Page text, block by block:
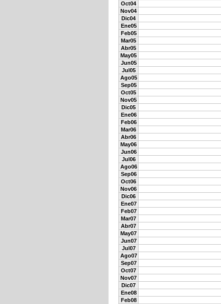
Oct04
Nov04
Dic04
Ene05
Feb05
Mar05
Abr05
May05
Jun05
Jul05
Ago05
Sep05
Oct05
Nov05
Dic05
Ene06
Feb06
Mar06
Abr06
May06
Jun06
Jul06
Ago06
Sep06
Oct06
Nov06
Dic06
Ene07
Feb07
Mar07
Abr07
May07
Jun07
Jul07
Ago07
Sep07
Oct07
Nov07
Dic07
Ene08
Feb08